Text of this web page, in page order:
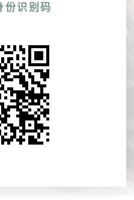
份识别码